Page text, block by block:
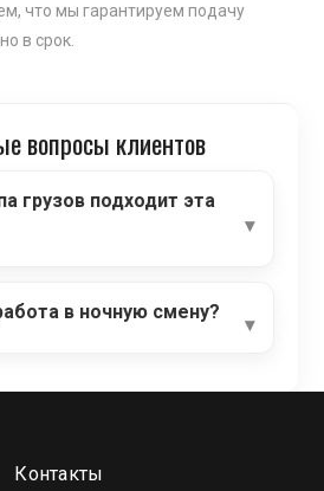
что мы гарантируем подачу
в срок.
вопросы клиентов
грузов подходит эта
в ночную смену?
Контакты